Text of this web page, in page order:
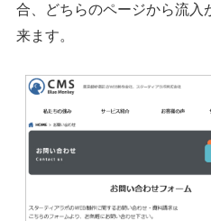
合、どちらのページから流入
来ます。